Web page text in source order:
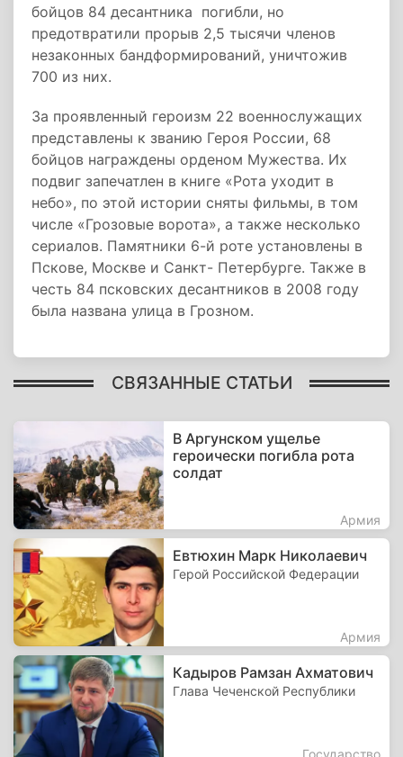
бойцов 84 десантника погибли, но
предотвратили прорыв 2,5 тысячи членов
незаконных бандформирований, уничтожив
700 из них.
За проявленный героизм 22 военнослужащих
представлены к званию Героя России, 68
бойцов награждены орденом Мужества. Их
подвиг запечатлен в книге «Рота уходит в
небо», по этой истории сняты фильмы, в том
числе «Грозовые ворота», а также несколько
сериалов. Памятники 6-й роте установлены в
Пскове, Москве и Санкт- Петербурге. Также в
честь 84 псковских десантников в 2008 году
была названа улица в Грозном.
СВЯЗАННЫЕ СТАТЬИ
В Аргунском ущелье
героически погибла рота
солдат
Армия
Евтюхин Марк Николаевич
Герой Российской Федерации
Армия
Кадыров Рамзан Ахматович
Глава Чеченской Республики
Государство